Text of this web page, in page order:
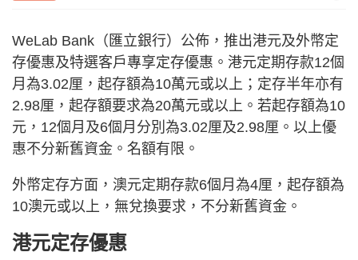
WeLab Bank（匯立銀行）公佈，推出港元及外幣定
存優惠及特選客戶專享定存優惠。港元定期存款12個
月為3.02厘，起存額為10萬元或以上；定存半年亦有
2.98厘，起存額要求為20萬元或以上。若起存額為10
元，12個月及6個月分別為3.02厘及2.98厘。以上優
惠不分新舊資金。名額有限。
外幣定存方面，澳元定期存款6個月為4厘，起存額為
10澳元或以上，無兌換要求，不分新舊資金。
港元定存優惠